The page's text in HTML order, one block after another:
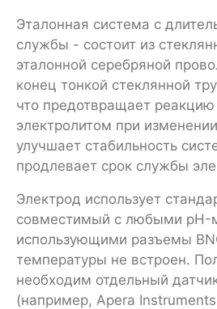
Эталонная система с
службы - состоит из
эталонной серебряной
конец тонкой стеклянной
что предотвращает
электролитом при
улучшает стабильность
продлевает срок службы
Электрод использует
совместимый с любыми pH-
использующими разъемы
температуры не встроен.
необходим отдельный
(например, Apera